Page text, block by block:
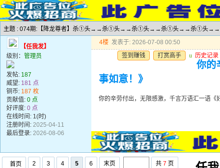
主题 : 074期:【降龙尊者】杀①头→→杀①头→→杀①头→→杀①头→→杀①头→→
【任我发】
级别： 管理员
发帖: 187
威望: 181 点
铜币: 187 枚
贡献值: 0 点
好评度: 0 点
在线时间: 1(时)
注册时间: 2025-04-11
最后登录: 2026-08-06
4楼 发表于: 2026-07-08 00:50
签到赚钱
打赏高手 u 历史记录
你的
事如意！》
你的辛劳付出，无限感激，千言万语汇一语《
首页 2 3 4 5 6 末页 共 7 页